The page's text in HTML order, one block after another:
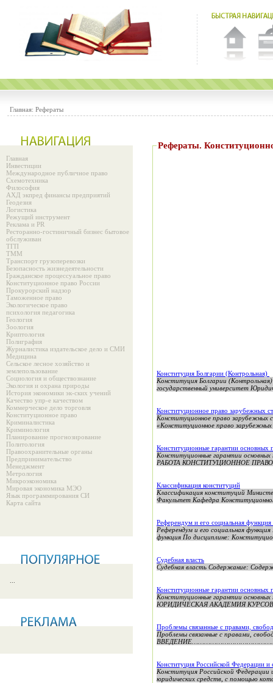
Главная: Рефераты
Главная
Инвестиции
Международное публичное право
Схемотехника
Философия
АХД экпред финансы предприятий
Геодезия
Логистика
Режущий инструмент
Реклама и PR
Ресторанно-гостиничный бизнес бытовое
обслуживан
ТГП
ТММ
Транспорт грузоперевозки
Безопасность жизнедеятельности
Гражданское процессуальное право
Конституционное право России
Прокурорский надзор
Таможенное право
Экологическое право
психология педагогика
Геология
Зоология
Криптология
Полиграфия
Журналистика издательское дело и СМИ
Медицина
Сельское лесное хозяйство и
землепользование
Социология и обществознание
Экология и охрана природы
История экономики эк-ских учений
Качество упр-е качеством
Коммерческое дело торговля
Конституционное право
Криминалистика
Криминология
Планирование прогнозирование
Политология
Правоохранительные органы
Предпринимательство
Менеджмент
Метрология
Микроэкономика
Мировая экономика МЭО
Язык программирования СИ
Карта сайта
Рефераты.
Конституция Болгарии (Контрольная)
Конституция Болгарии
государственный университет
Конституционное право зарубежных
Конституционное право
«Конституционное право
Конституционные гарантии основных
Конституционные гарантии
РАБОТА КОНСТИТУЦИОННОЕ
Классификация конституций
Классификация конституций
Факультет Кафедра
Референдум и его социальная функция
Референдум и его социальная
функция По дисциплине:
Судебная власть
Судебная власть Содержание:
Конституционные гарантии основных
Конституционные гарантии
ЮРИДИЧЕСКАЯ АКАДЕМИЯ КУРСОВАЯ
Проблемы связанные с правами,
Проблемы связанные с правами,
Конституция Российской Федерации и
Конституция Российской
юридических средств, с помощью